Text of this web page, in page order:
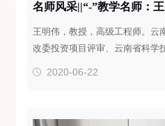
名师风采||“-”教学名师：
王明伟，教授，高级工程师。云
改委投资项目评审、云南省科学
2020-06-22